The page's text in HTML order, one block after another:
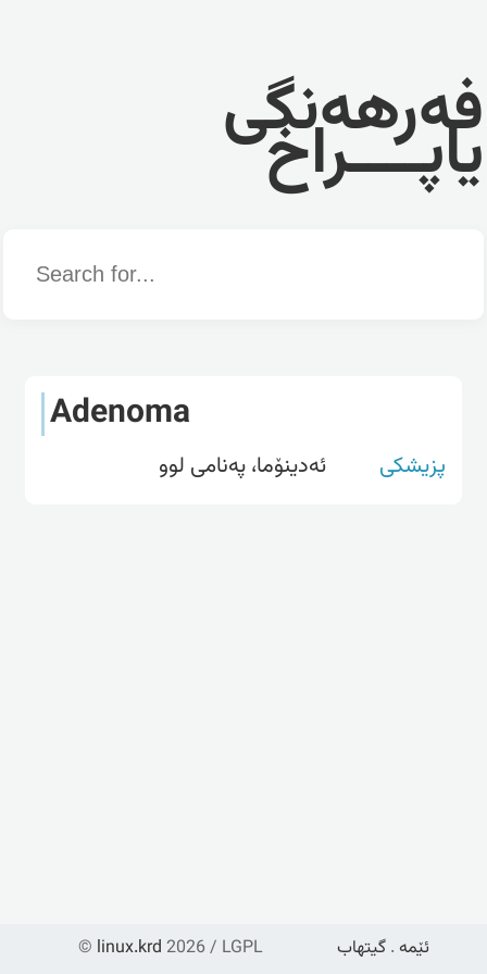
فەرهەنگی
یاپــــراخ
Word
Adenoma
پزیشکی ئەدینۆما، پەنامی لوو
© linux.krd 2026 / LGPL ئێمە . گیتهاب